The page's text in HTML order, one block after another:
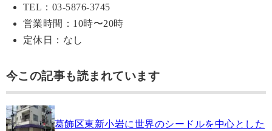
TEL：03-5876-3745
営業時間：10時〜20時
定休日：なし
今この記事も読まれています
葛飾区東新小岩に世界のシードルを中心とした